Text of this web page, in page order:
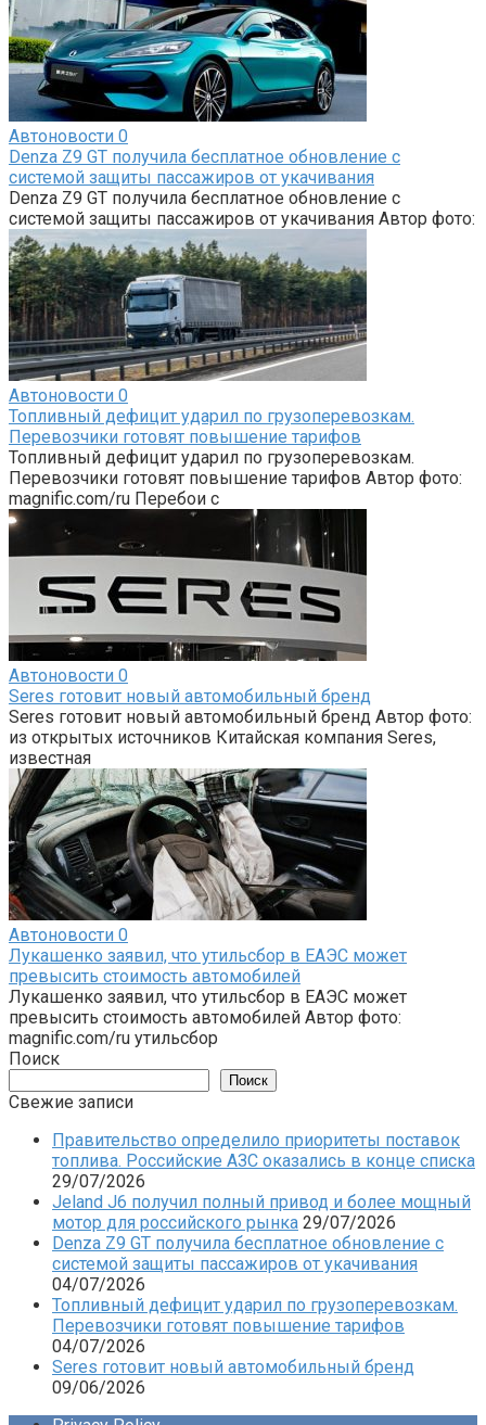
Автоновости 0
Denza Z9 GT получила бесплатное обновление с
системой защиты пассажиров от укачивания
Denza Z9 GT получила бесплатное обновление с
системой защиты пассажиров от укачивания Автор фото:
Автоновости 0
Топливный дефицит ударил по грузоперевозкам.
Перевозчики готовят повышение тарифов
Топливный дефицит ударил по грузоперевозкам.
Перевозчики готовят повышение тарифов Автор фото:
magnific.com/ru Перебои с
Автоновости 0
Seres готовит новый автомобильный бренд
Seres готовит новый автомобильный бренд Автор фото:
из открытых источников Китайская компания Seres,
известная
Автоновости 0
Лукашенко заявил, что утильсбор в ЕАЭС может
превысить стоимость автомобилей
Лукашенко заявил, что утильсбор в ЕАЭС может
превысить стоимость автомобилей Автор фото:
magnific.com/ru утильсбор
Поиск
Поиск
Свежие записи
Правительство определило приоритеты поставок
топлива. Российские АЗС оказались в конце списка
29/07/2026
Jeland J6 получил полный привод и более мощный
мотор для российского рынка 29/07/2026
Denza Z9 GT получила бесплатное обновление с
системой защиты пассажиров от укачивания
04/07/2026
Топливный дефицит ударил по грузоперевозкам.
Перевозчики готовят повышение тарифов
04/07/2026
Seres готовит новый автомобильный бренд
09/06/2026